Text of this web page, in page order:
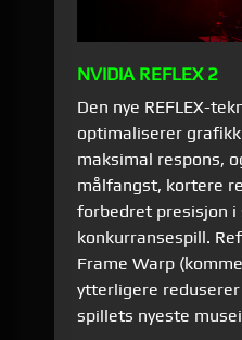
NVIDIA REFLEX 2
Den nye REFLEX-
optimaliserer
maksimal respons,
målfangst, kortere
forbedret presisjon i
konkurransespill.
Frame Warp
ytterligere
spillets nyeste